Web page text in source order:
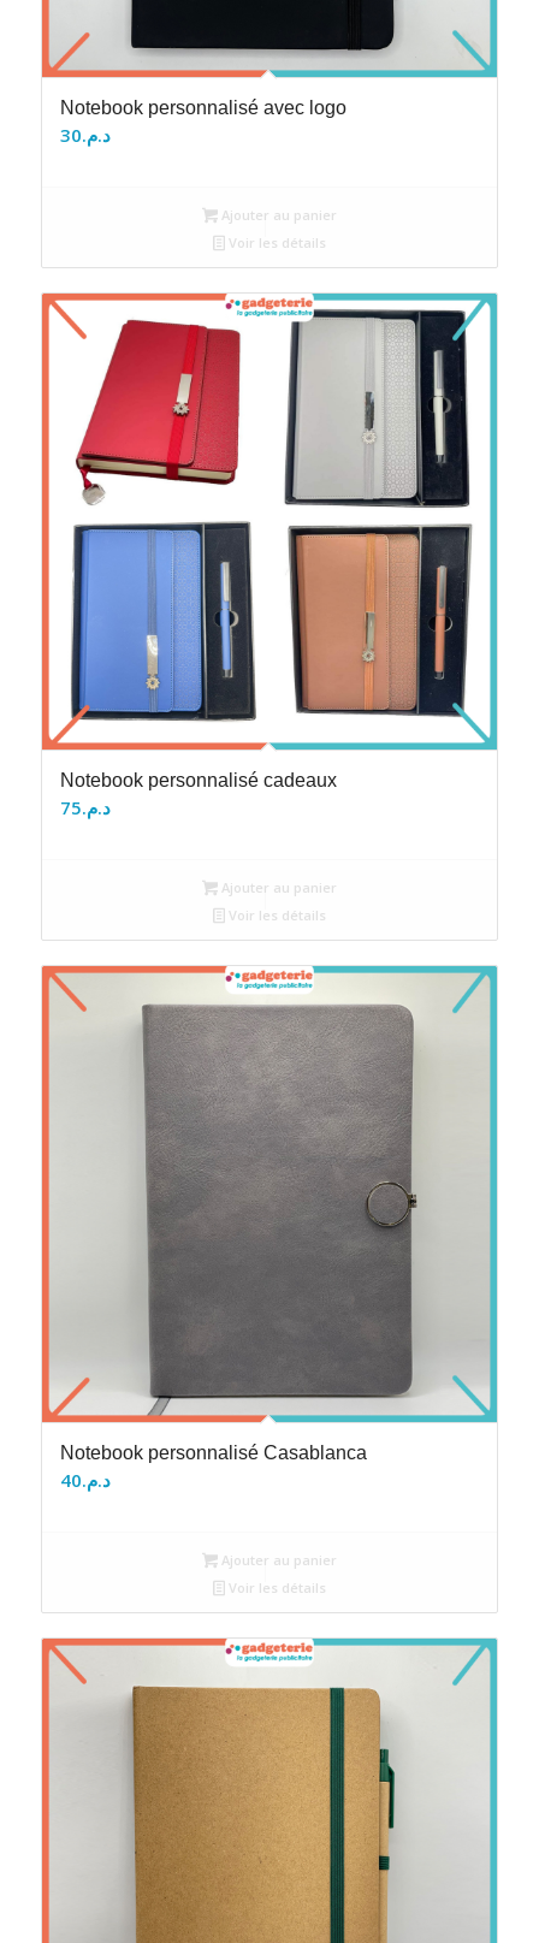
Notebook personnalisé avec logo
د.م.30
Ajouter au panier
Voir les détails
Notebook personnalisé cadeaux
د.م.75
Ajouter au panier
Voir les détails
Notebook personnalisé Casablanca
د.م.40
Ajouter au panier
Voir les détails